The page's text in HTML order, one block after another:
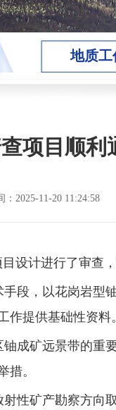
地质工
项目顺利
： 2025-11-20 11:24:58
设计进行了审查
段，以花岗岩
提供基础性资料。
成矿远景带的
措。
性矿产勘察方